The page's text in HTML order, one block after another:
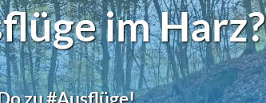
im Harz?
zu #Ausflüge!